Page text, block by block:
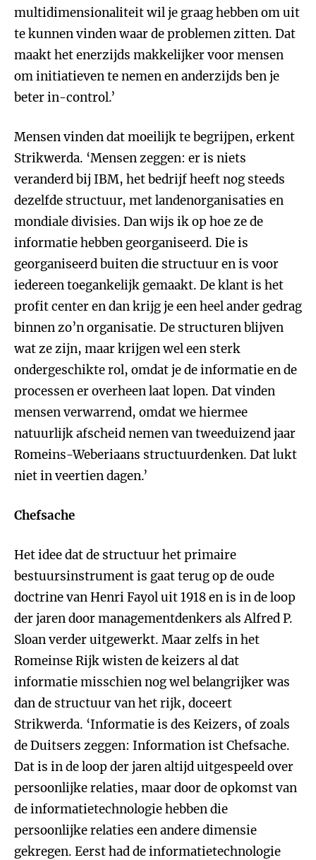
multidimensionaliteit wil je graag hebben om uit
te kunnen vinden waar de problemen zitten. Dat
maakt het enerzijds makkelijker voor mensen
om initiatieven te nemen en anderzijds ben je
beter in-control.’
Mensen vinden dat moeilijk te begrijpen, erkent
Strikwerda. ‘Mensen zeggen: er is niets
veranderd bij IBM, het bedrijf heeft nog steeds
dezelfde structuur, met landenorganisaties en
mondiale divisies. Dan wijs ik op hoe ze de
informatie hebben georganiseerd. Die is
georganiseerd buiten die structuur en is voor
iedereen toegankelijk gemaakt. De klant is het
profit center en dan krijg je een heel ander gedrag
binnen zo’n organisatie. De structuren blijven
wat ze zijn, maar krijgen wel een sterk
ondergeschikte rol, omdat je de informatie en de
processen er overheen laat lopen. Dat vinden
mensen verwarrend, omdat we hiermee
natuurlijk afscheid nemen van tweeduizend jaar
Romeins-Weberiaans structuurdenken. Dat lukt
niet in veertien dagen.’
Chefsache
Het idee dat de structuur het primaire
bestuursinstrument is gaat terug op de oude
doctrine van Henri Fayol uit 1918 en is in de loop
der jaren door managementdenkers als Alfred P.
Sloan verder uitgewerkt. Maar zelfs in het
Romeinse Rijk wisten de keizers al dat
informatie misschien nog wel belangrijker was
dan de structuur van het rijk, doceert
Strikwerda. ‘Informatie is des Keizers, of zoals
de Duitsers zeggen: Information ist Chefsache.
Dat is in de loop der jaren altijd uitgespeeld over
persoonlijke relaties, maar door de opkomst van
de informatietechnologie hebben die
persoonlijke relaties een andere dimensie
gekregen. Eerst had de informatietechnologie